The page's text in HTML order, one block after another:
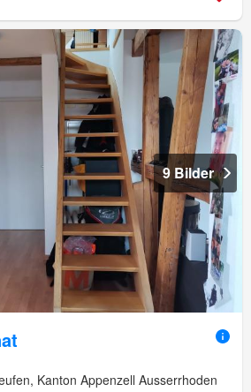
9 Bilder
Kanton Appenzell Ausserrhoden